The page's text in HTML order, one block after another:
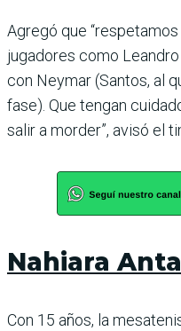
Agregó que
jugadores como
con Neymar (Santos, al
fase). Que tengan
salir a morder”, avisó el
Nahiara
Con 15 años, la